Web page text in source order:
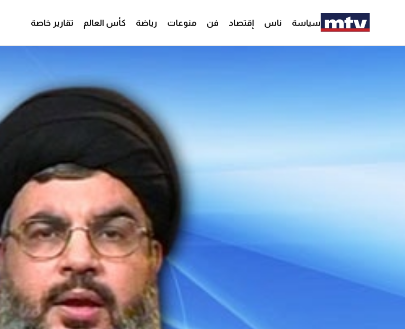
سياسة ناس إقتصاد فن منوعات رياضة كأس العالم تقارير خاصة